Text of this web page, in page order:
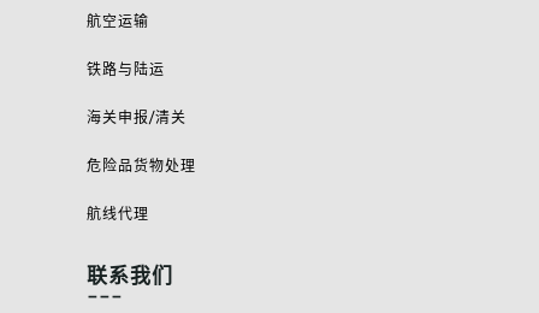
航空运输
铁路与陆运
海关申报/清关
危险品货物处理
航线代理
联系我们
---